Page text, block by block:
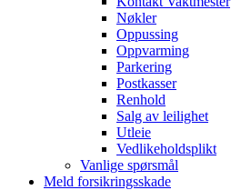
Nøkler
Oppussing
Oppvarming
Parkering
Postkasser
Renhold
Salg av leilighet
Utleie
Vedlikeholdsplikt
Vanlige spørsmål
Meld forsikringsskade